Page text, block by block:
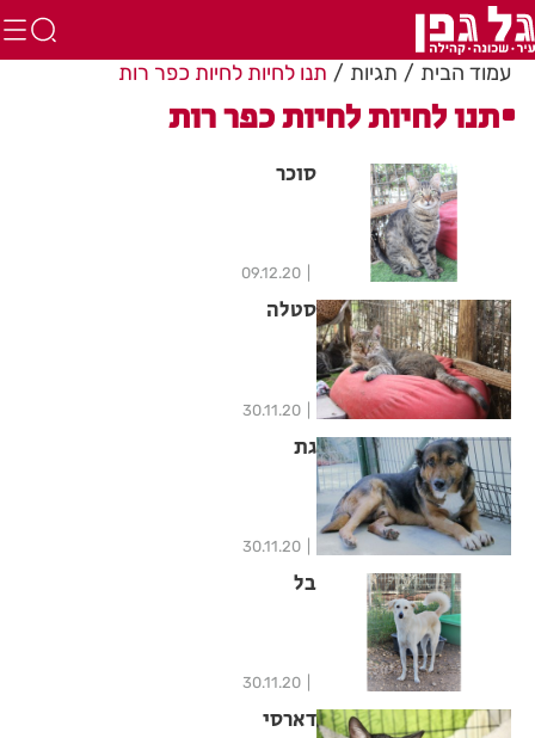
עמוד הבית תגיות תנו לחיות לחיות כפר רות
תנו לחיות לחיות כפר רות
סוכר
09.12.20
סטלה
30.11.20
גת
30.11.20
בל
30.11.20
דארסי